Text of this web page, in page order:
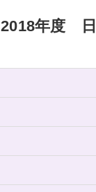
2018年度